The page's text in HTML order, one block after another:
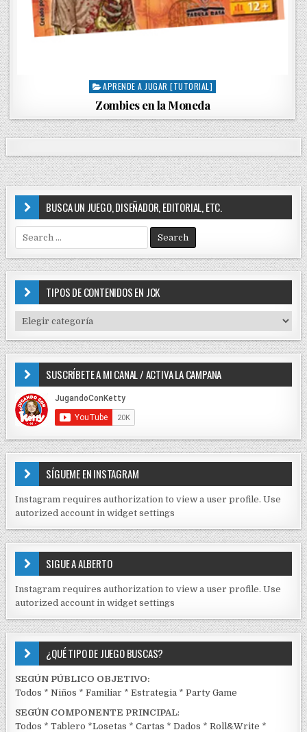
P
t
e
d
i
n
APRENDE A JUGAR [TUTORIAL]
Zombies en la Moneda
BUSCA UN JUEGO, DISEÑADOR, EDITORIAL, ETC.
e
a
r
f
r
:
TIPOS DE CONTENIDOS EN JCK
I
P
D
E
C
O
N
T
I
D
S
E
J
C
K
SUSCRÍBETE A MI CANAL / ACTIVA LA CAMPANA
SÍGUEME EN INSTAGRAM
Instagram requires authorization to view a user profile. Use
autorized account in widget settings
SIGUE A ALBERTO
Instagram requires authorization to view a user profile. Use
autorized account in widget settings
¿QUÉ TIPO DE JUEGO BUSCAS?
SEGÚN PÚBLICO OBJETIVO:
Todos *Niños *Familiar *Estrategia *Party Game
SEGÚN COMPONENTE PRINCIPAL:
Todos *Tablero *Losetas *Cartas *Dados *Roll&Write *